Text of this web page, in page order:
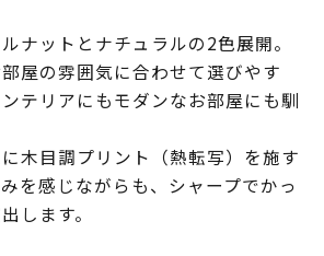
ナットとナチュラルの2色展開。
屋の雰囲気に合わせて選びやす
テリアにもモダンなお部屋にも馴
木目調プリント（熱転写）を施す
を感じながらも、シャープでかっ
します。